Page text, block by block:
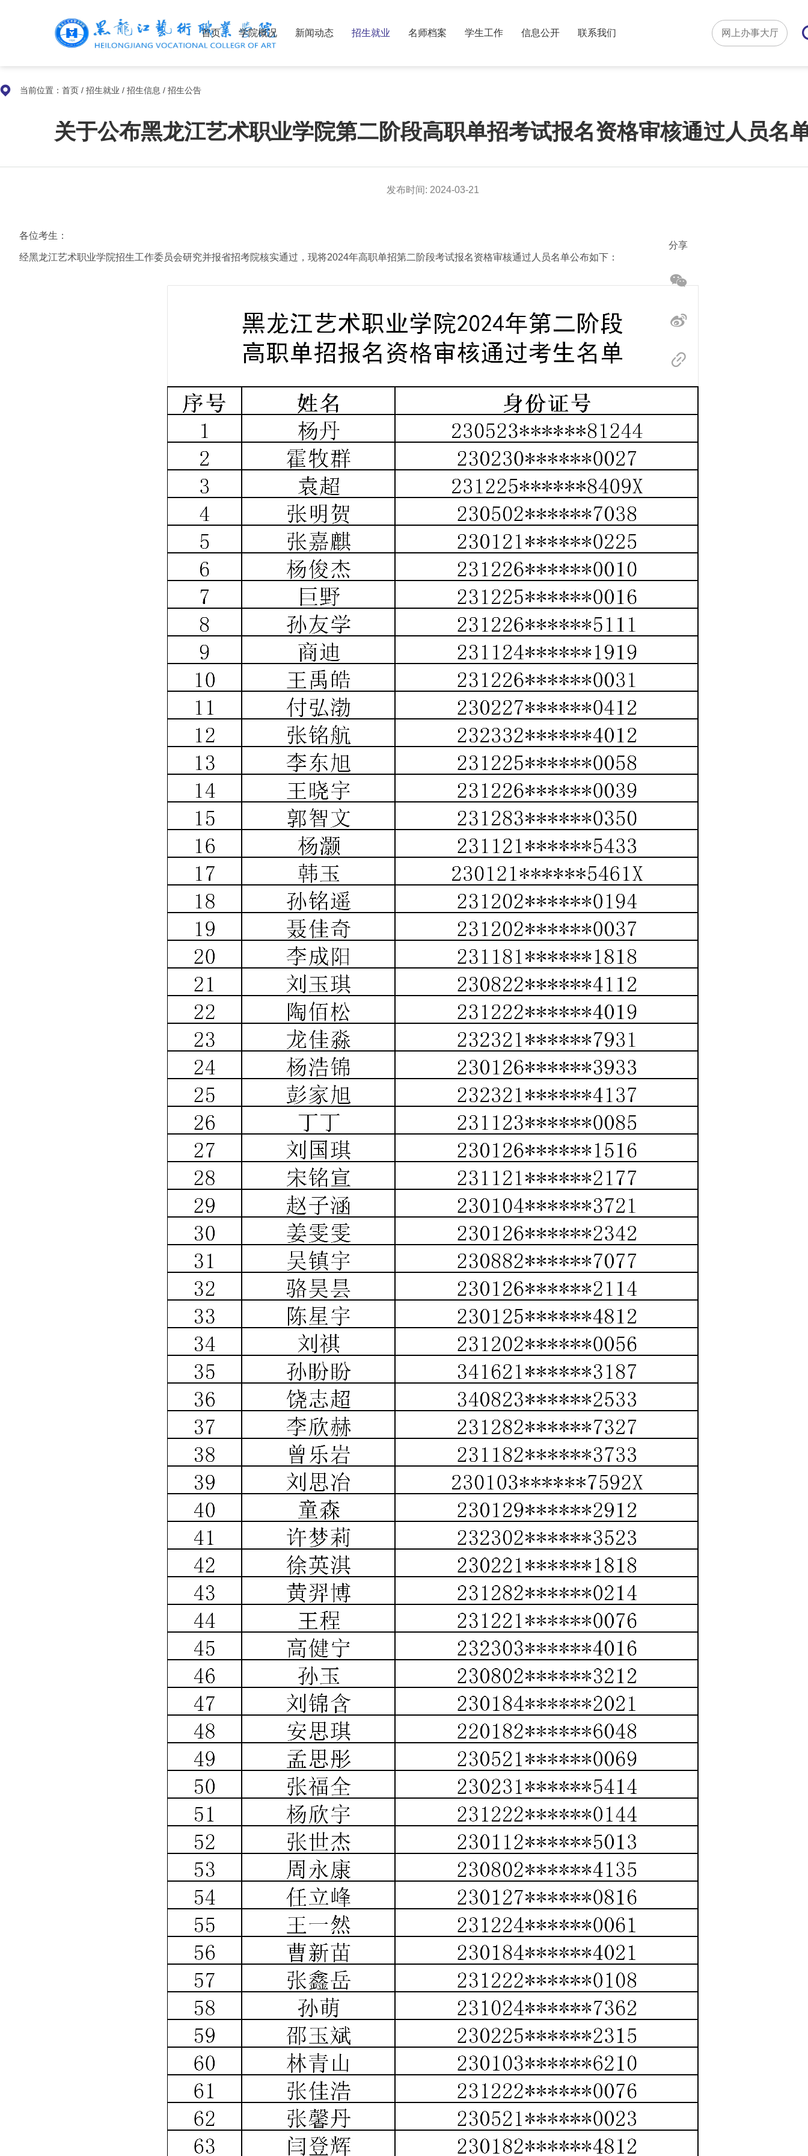
首页 学院概况 新闻动态 招生就业 名师档案 学生工作 信息公开 联系我们
当前位置： 首页 / 招生就业 / 招生信息 / 招生公告
关于公布黑龙江艺术职业学院第二阶段高职单招考试报名资格审核通过人员名
发布时间: 2024-03-21
各位考生：
经黑龙江艺术职业学院招生工作委员会研究并报省招考院核实通过，现将2024年高职单招第二阶段考试报名资格审核通过人员名单公布如下：
分享